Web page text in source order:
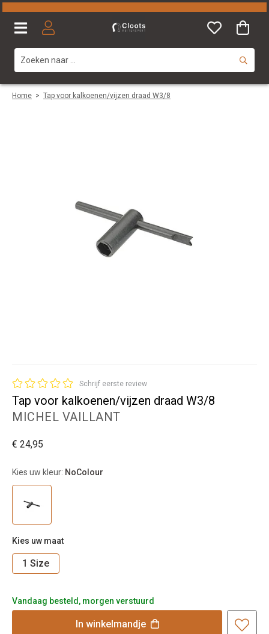
Home > Tap voor kalkoenen/vijzen draad W3/8
Schrijf eerste review
Tap voor kalkoenen/vijzen draad W3/8
MICHEL VAILLANT
€ 24,95
Kies uw kleur: NoColour
Kies uw maat
1 Size
Vandaag besteld, morgen verstuurd
In winkelmandje